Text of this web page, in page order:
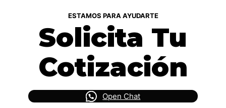
ESTAMOS PARA AYUDARTE
Solicita Tu
Cotización
Open Chat